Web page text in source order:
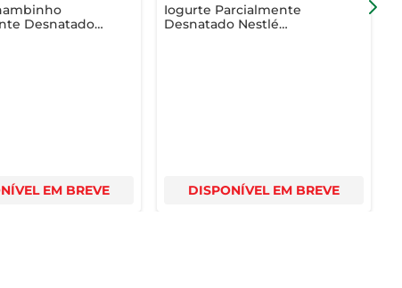
Desnatado
EM BREVE
Iogurte Parcialmente
Desnatado Nestlé
DISPONÍVEL EM BREVE